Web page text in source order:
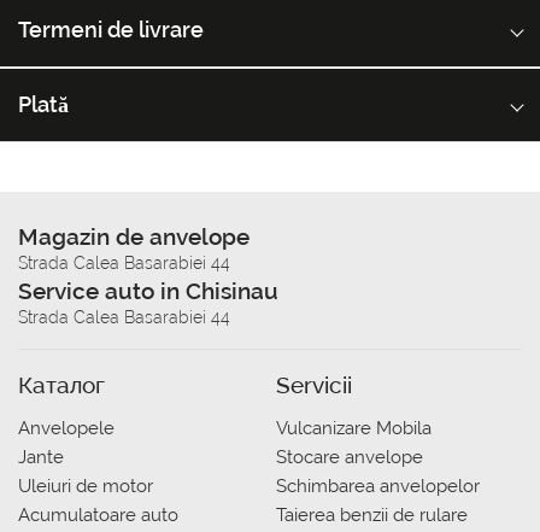
Termeni de livrare
Plată
Magazin de anvelope
Strada Calea Basarabiei 44
Service auto in Chisinau
Strada Calea Basarabiei 44
Каталог
Anvelopele
Jante
Uleiuri de motor
Acumulatoare auto
Servicii
Vulcanizare Mobila
Stocare anvelope
Schimbarea anvelopelor
Taierea benzii de rulare